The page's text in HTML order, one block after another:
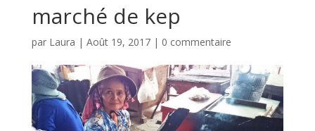
marché de kep
par Laura | Août 19, 2017| 0 commentaire